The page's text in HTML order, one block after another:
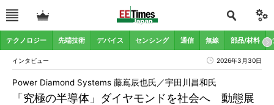
テクノロジー 先端技術 デバイス センシング 通信 無線 部品/材料
インタビュー 2026年3月30日
「究極の半導体」ダイヤモンドを社会へ 動態展
Power Diamond Systems 藤嶌辰也氏／宇田川昌和氏